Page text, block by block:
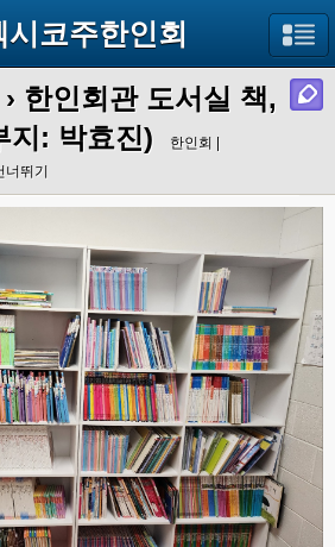
시코주한인회
› 한인회관 도서실 책,
지: 박효진)
한인회 |
뛰기